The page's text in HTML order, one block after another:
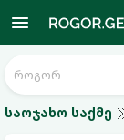
საოჯახო საქმე